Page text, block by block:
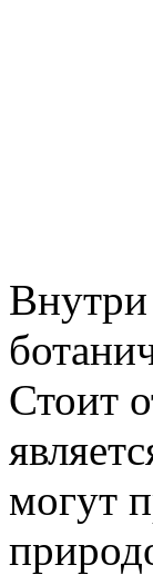
Стоит
могут